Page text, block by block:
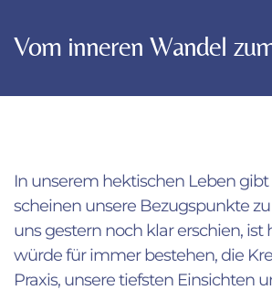
Vom inneren Wandel
In unserem hektischen Leben
scheinen unsere Bezugspunkte
uns gestern noch klar erschien,
würde für immer bestehen, die
Praxis, unsere tiefsten Einsichten